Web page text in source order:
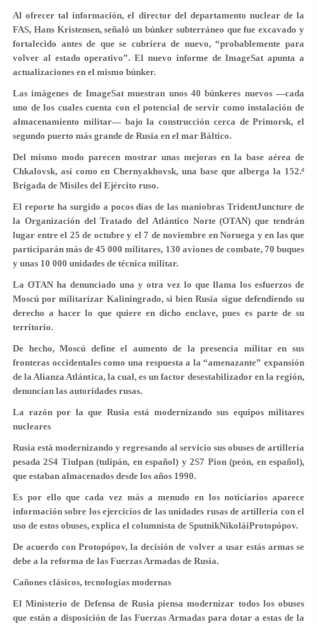
Al ofrecer tal información, el director del departamento nuclear de la
FAS, Hans Kristensen, señaló un búnker subterráneo que fue excavado y
fortalecido antes de que se cubriera de nuevo, “probablemente para
volver al estado operativo”. El nuevo informe de ImageSat apunta a
actualizaciones en el mismo búnker.
Las imágenes de ImageSat muestran unos 40 búnkeres nuevos —cada
uno de los cuales cuenta con el potencial de servir como instalación de
almacenamiento militar— bajo la construcción cerca de Primorsk, el
segundo puerto más grande de Rusia en el mar Báltico.
Del mismo modo parecen mostrar unas mejoras en la base aérea de
Chkalovsk, así como en Chernyakhovsk, una base que alberga la 152.ª
Brigada de Misiles del Ejército ruso.
El reporte ha surgido a pocos días de las maniobras TridentJuncture de
la Organización del Tratado del Atlántico Norte (OTAN) que tendrán
lugar entre el 25 de octubre y el 7 de noviembre en Noruega y en las que
participarán más de 45 000 militares, 130 aviones de combate, 70 buques
y unas 10 000 unidades de técnica militar.
La OTAN ha denunciado una y otra vez lo que llama los esfuerzos de
Moscú por militarizar Kaliningrado, si bien Rusia sigue defendiendo su
derecho a hacer lo que quiere en dicho enclave, pues es parte de su
territorio.
De hecho, Moscú define el aumento de la presencia militar en sus
fronteras occidentales como una respuesta a la “amenazante” expansión
de la Alianza Atlántica, la cual, es un factor desestabilizador en la región,
denuncian las autoridades rusas.
La razón por la que Rusia está modernizando sus equipos militares
nucleares
Rusia está modernizando y regresando al servicio sus obuses de artillería
pesada 2S4 Tiulpan (tulipán, en español) y 2S7 Pion (peón, en español),
que estaban almacenados desde los años 1990.
Es por ello que cada vez más a menudo en los noticiarios aparece
información sobre los ejercicios de las unidades rusas de artillería con el
uso de estos obuses, explica el columnista de SputnikNikoláiProtopópov.
De acuerdo con Protopópov, la decisión de volver a usar estás armas se
debe a la reforma de las Fuerzas Armadas de Rusia.
Cañones clásicos, tecnologías modernas
El Ministerio de Defensa de Rusia piensa modernizar todos los obuses
que están a disposición de las Fuerzas Armadas para dotar a estas de la